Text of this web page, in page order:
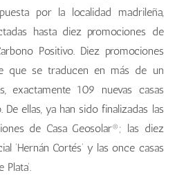
por la localidad madrileña,
hasta diez promociones de
Positivo. Diez promociones
que se traducen en más de un
exactamente 109 nuevas casas
ellas, ya han sido finalizadas las
de Casa Geosolar®; las diez
‘Hernán Cortés’ y las once casas